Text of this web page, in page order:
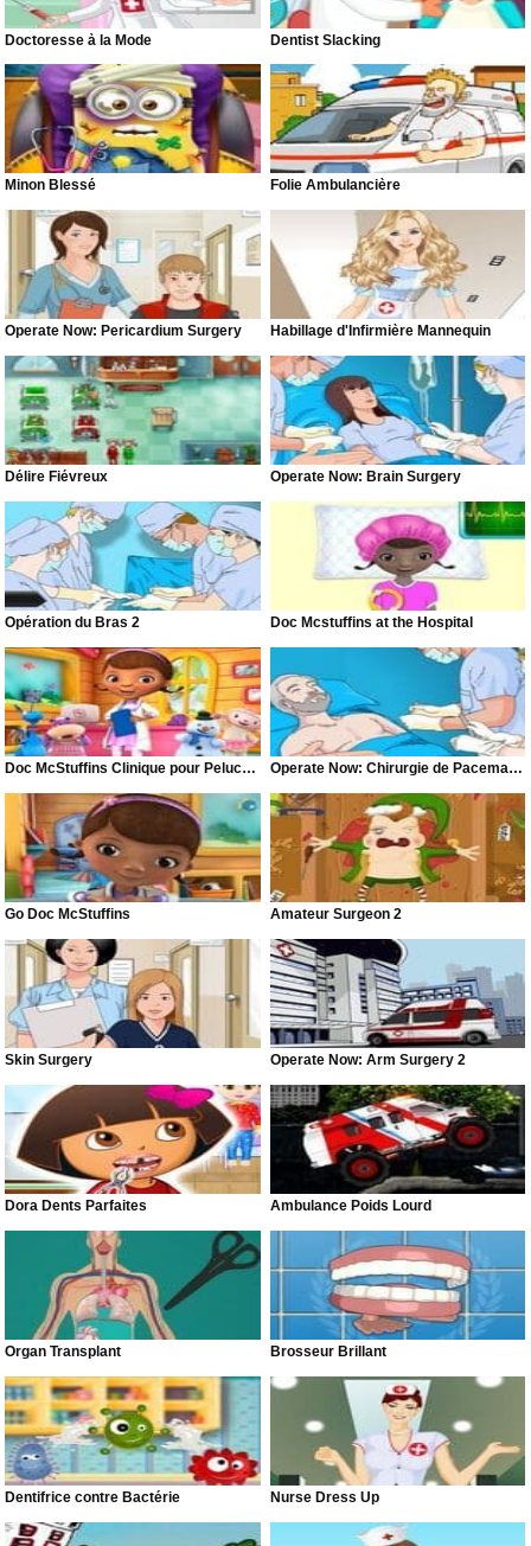
Doctoresse à la Mode Dentist Slacking
Minon Blessé Folie Ambulancière
Operate Now: Pericardium Surgery Habillage d'Infirmière Mannequin
Délire Fiévreux Operate Now: Brain Surgery
Opération du Bras 2 Doc Mcstuffins at the Hospital
Doc McStuffins Clinique pour Peluches et Jouets Operate Now: Chirurgie de Pacemaker
Go Doc McStuffins Amateur Surgeon 2
Skin Surgery Operate Now: Arm Surgery 2
Dora Dents Parfaites Ambulance Poids Lourd
Organ Transplant Brosseur Brillant
Dentifrice contre Bactérie Nurse Dress Up